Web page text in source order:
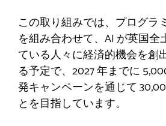
この取り組みでは、プログラ
を組み合わせて、AI が英国
ている人々に経済的機会を創
る予定で、2027 年までに
発キャンペーンを通じて
とを目指しています。